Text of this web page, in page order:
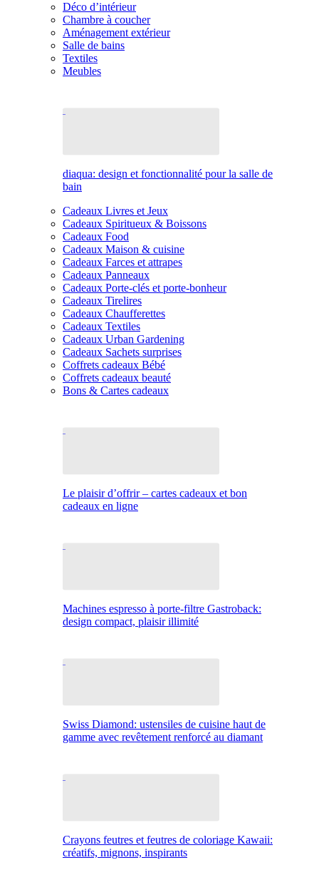
Déco d’intérieur
Chambre à coucher
Aménagement extérieur
Salle de bains
Textiles
Meubles
diaqua: design et fonctionnalité pour la salle de
bain
Cadeaux Livres et Jeux
Cadeaux Spiritueux & Boissons
Cadeaux Food
Cadeaux Maison & cuisine
Cadeaux Farces et attrapes
Cadeaux Panneaux
Cadeaux Porte-clés et porte-bonheur
Cadeaux Tirelires
Cadeaux Chaufferettes
Cadeaux Textiles
Cadeaux Urban Gardening
Cadeaux Sachets surprises
Coffrets cadeaux Bébé
Coffrets cadeaux beauté
Bons & Cartes cadeaux
Le plaisir d’offrir – cartes cadeaux et bon
cadeaux en ligne
Machines espresso à porte-filtre Gastroback:
design compact, plaisir illimité
Swiss Diamond: ustensiles de cuisine haut de
gamme avec revêtement renforcé au diamant
Crayons feutres et feutres de coloriage Kawaii:
créatifs, mignons, inspirants